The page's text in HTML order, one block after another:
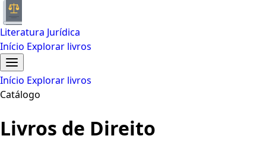
Literatura Jurídica
Início Explorar livros
Início Explorar livros
Catálogo
Livros de Direito